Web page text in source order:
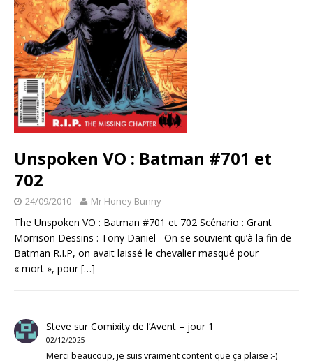
Unspoken VO : Batman #701 et
702
24/09/2010 Mr Honey Bunny
The Unspoken VO : Batman #701 et 702 Scénario : Grant
Morrison Dessins : Tony Daniel On se souvient qu’à la fin de
Batman R.I.P, on avait laissé le chevalier masqué pour
« mort », pour[…]
Steve surComixity de l’Avent – jour 1
02/12/2025
Merci beaucoup, je suis vraiment content que ça plaise :-)